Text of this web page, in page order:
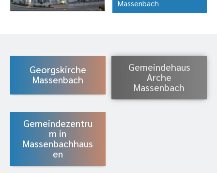
Massenbach
Georgskirche
Massenbach
Gemeindehaus
Arche
Massenbach
Gemeindezentru
m in
Massenbachhaus
en